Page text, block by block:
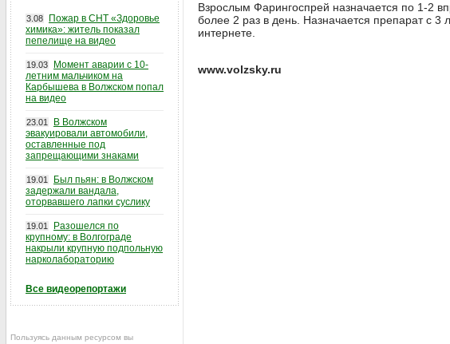
Взрослым Фарингоспрей назначается по 1-2
более 2 раз в день. Назначается препарат с 3
интернете.
www.volzsky.ru
3.08
Пожар в СНТ «Здоровье
химика»: житель показал
пепелище на видео
19.03
Момент аварии с 10-
летним мальчиком на
Карбышева в Волжском попал
на видео
23.01
В Волжском
эвакуировали автомобили,
оставленные под
запрещающими знаками
19.01
Был пьян: в Волжском
задержали вандала,
оторвавшего лапки суслику
19.01
Разошелся по
крупному: в Волгограде
накрыли крупную подпольную
нарколабораторию
Все видеорепортажи
Пользуясь данным ресурсом вы